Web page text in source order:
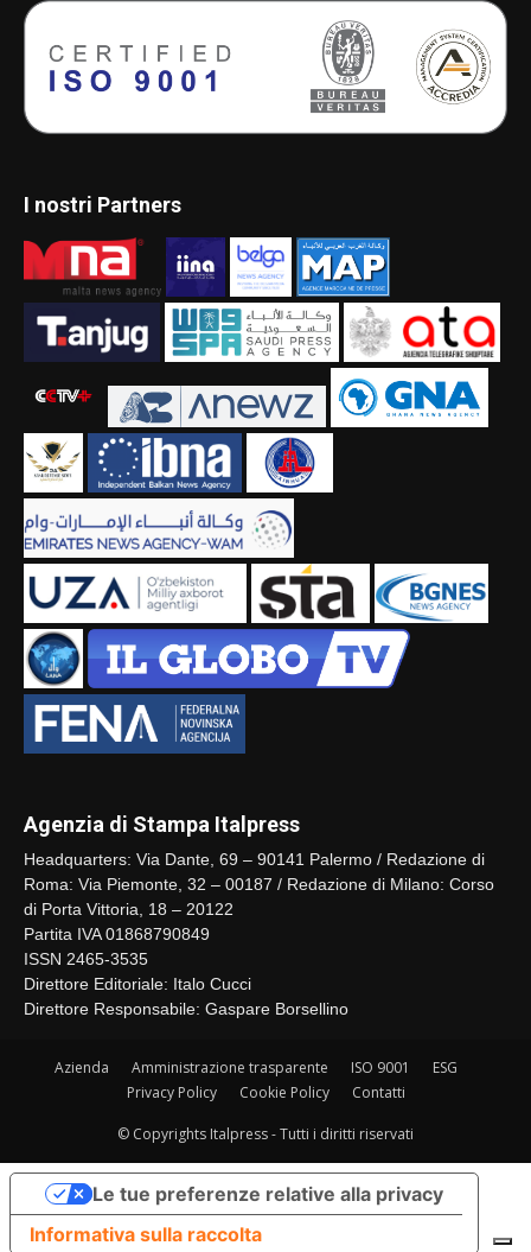
I nostri Partners
Agenzia di Stampa Italpress
Headquarters: Via Dante, 69 – 90141 Palermo / Redazione di
Roma: Via Piemonte, 32 – 00187 / Redazione di Milano: Corso
di Porta Vittoria, 18 – 20122
Partita IVA 01868790849
ISSN 2465-3535
Direttore Editoriale: Italo Cucci
Direttore Responsabile: Gaspare Borsellino
Azienda Amministrazione trasparente ISO 9001
ESG
Privacy Policy
Cookie Policy Contatti
© Copyrights Italpress - Tutti i diritti riservati
Informativa sulla raccolta
Le tue preferenze relative alla privacy